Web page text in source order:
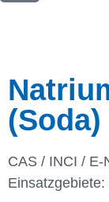
(Soda)
CAS / INCI / E-
Einsatzgebiete: